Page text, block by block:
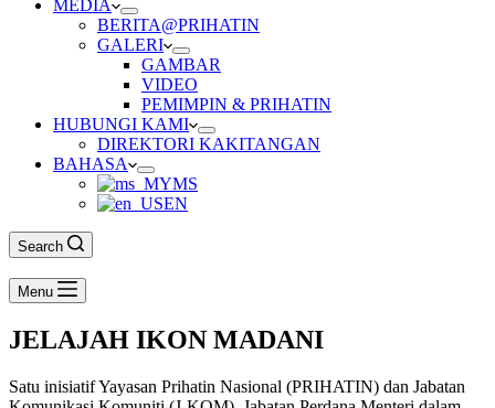
MEDIA
BERITA@PRIHATIN
GALERI
GAMBAR
VIDEO
PEMIMPIN & PRIHATIN
HUBUNGI KAMI
DIREKTORI KAKITANGAN
BAHASA
MS
EN
Search
Menu
JELAJAH IKON MADANI
Satu inisiatif Yayasan Prihatin Nasional (PRIHATIN) dan Jabatan